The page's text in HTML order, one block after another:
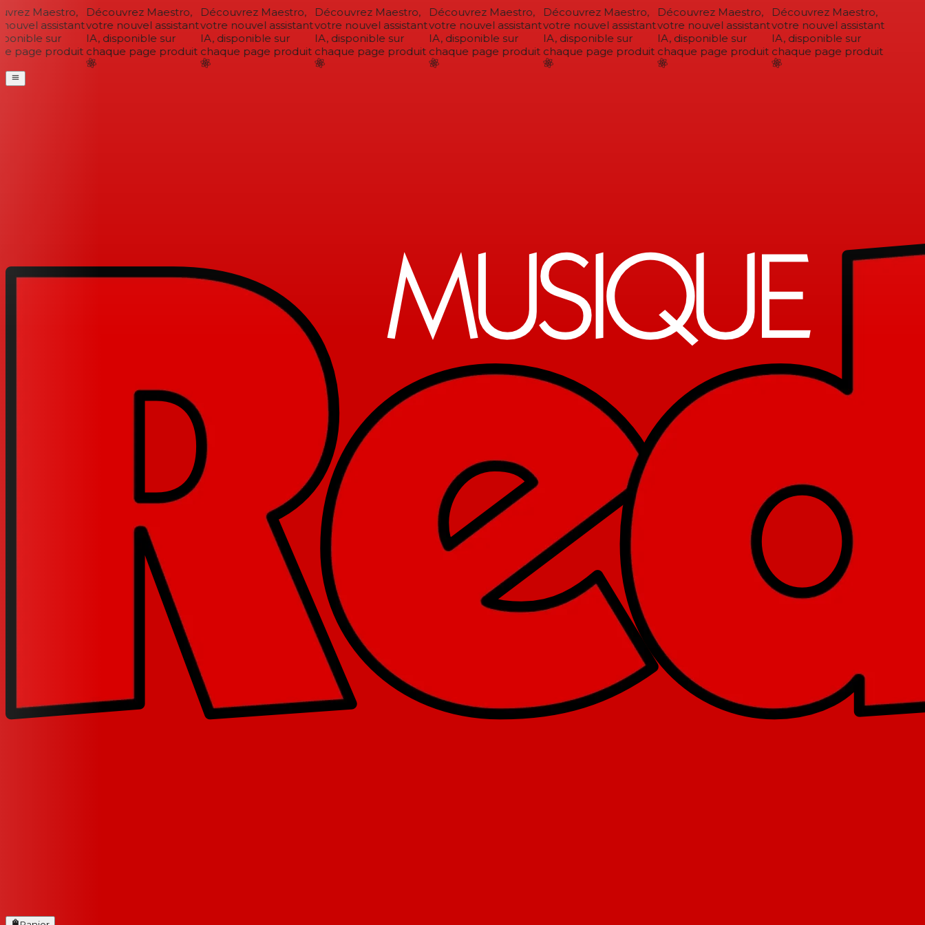
Maestro,
assistant
sur
page produit
Découvrez Maestro,
votre nouvel assistant
IA, disponible sur
chaque page produit
Découvrez Maestro,
votre nouvel assistant
IA, disponible sur
chaque page produit
Découvrez Maestro,
votre nouvel assistant
IA, disponible sur
chaque page produit
Découvrez Maestro,
votre nouvel assistant
IA, disponible sur
chaque page produit
Découvrez Maestro,
votre nouvel assistant
IA, disponible sur
chaque page produit
Découvrez Maestro,
votre nouvel assistant
IA, disponible sur
chaque page produit
Découvrez Maestro,
votre nouvel assistant
IA, disponible sur
chaque page produit